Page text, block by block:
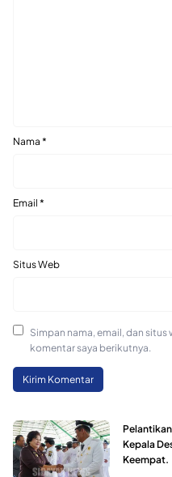
Nama *
Email *
Situs Web
Simpan nama, email, dan
komentar saya berikutnya.
Kepala
Keempat.